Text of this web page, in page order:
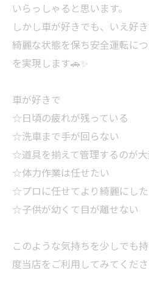
いらっしゃると思います。
しかし車が好きでも、いえ好
綺麗な状態を保ち安全運転に
を実現します🚗✨
車が好きで
☆日頃の疲れが残っている
☆洗車まで手が回らない
☆道具を揃えて管理するのが
☆体力作業は任せたい
☆プロに任せてより綺麗にし
☆子供が幼くて目が離せない
このような気持ちを少しでも
度当店をご利用してみてくだ